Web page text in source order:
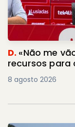
D. «Não me
recursos para
8 agosto 2026